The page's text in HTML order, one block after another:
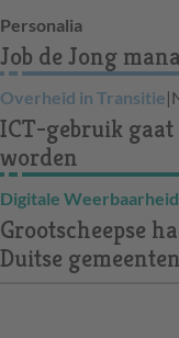
Personalia
Job de Jong
Overheid in Transitie|
ICT-gebruik
worden
Digitale Weerbaarheid
Grootscheepse
Duitse